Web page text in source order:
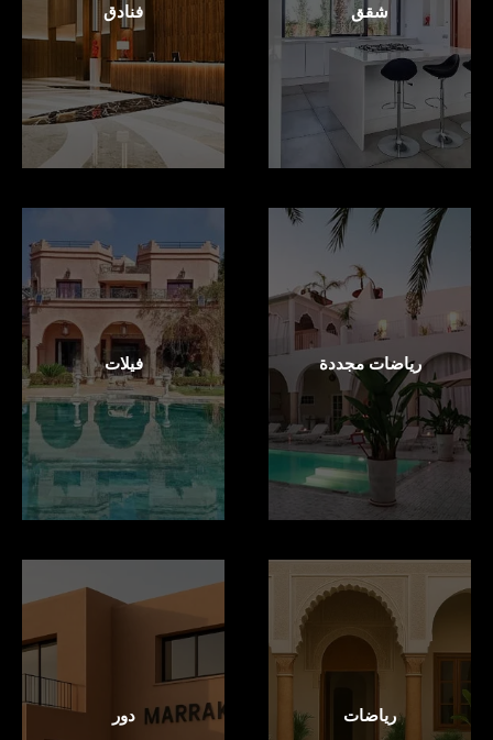
شقق فنادق
رياضات مجددة فيلات
رياضات دور